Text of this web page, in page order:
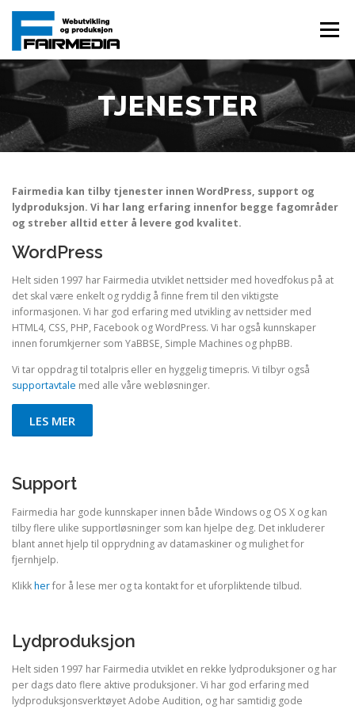
innhold
Meny
HOVEDSIDE TJENESTER PROSJEKTER
OM FAIRMEDIA KONTAKT OSS
TJENESTER
Fairmedia kan tilby tjenester innen WordPress, support og
lydproduksjon. Vi har lang erfaring innenfor begge fagområder
og streber alltid etter å levere god kvalitet.
WordPress
Helt siden 1997 har Fairmedia utviklet nettsider med hovedfokus på at
det skal være enkelt og ryddig å finne frem til den viktigste
informasjonen. Vi har god erfaring med utvikling av nettsider med
HTML4, CSS, PHP, Facebook og WordPress. Vi har også kunnskaper
innen forumkjerner som YaBBSE, Simple Machines og phpBB.
Vi tar oppdrag til totalpris eller en hyggelig timepris. Vi tilbyr også
supportavtale med alle våre webløsninger.
LES MER
Support
Fairmedia har gode kunnskaper innen både Windows og OS X og kan
tilby flere ulike supportløsninger som kan hjelpe deg. Det inkluderer
blant annet hjelp til opprydning av datamaskiner og mulighet for
fjernhjelp.
Klikkherfor å lese mer og ta kontakt for et uforpliktende tilbud.
Lydproduksjon
Helt siden 1997 har Fairmedia utviklet en rekke lydproduksjoner og har
per dags dato flere aktive produksjoner. Vi har god erfaring med
lydproduksjonsverktøyet Adobe Audition, og har samtidig gode